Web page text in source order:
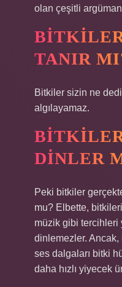
olan çeşitli
TANIR
Bitkiler sizin ne
algılayamaz.
DINLER
Peki bitkiler
mu? Elbette,
müzik gibi tercihleri
dinlemezler. Ancak,
ses dalgaları bitki
daha hızlı yiyecek